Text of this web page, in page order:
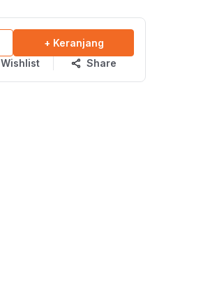
Meja Kantor
Laci Kantor
Lemari Kantor
Loker
+ Keranjang
Wishlist Share